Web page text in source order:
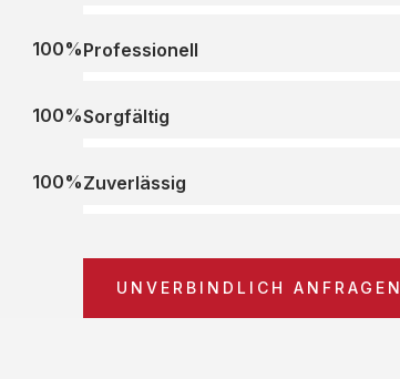
Professionell
100%
Sorgfältig
100%
Zuverlässig
100%
UNVERBINDLICH ANFRAGEN